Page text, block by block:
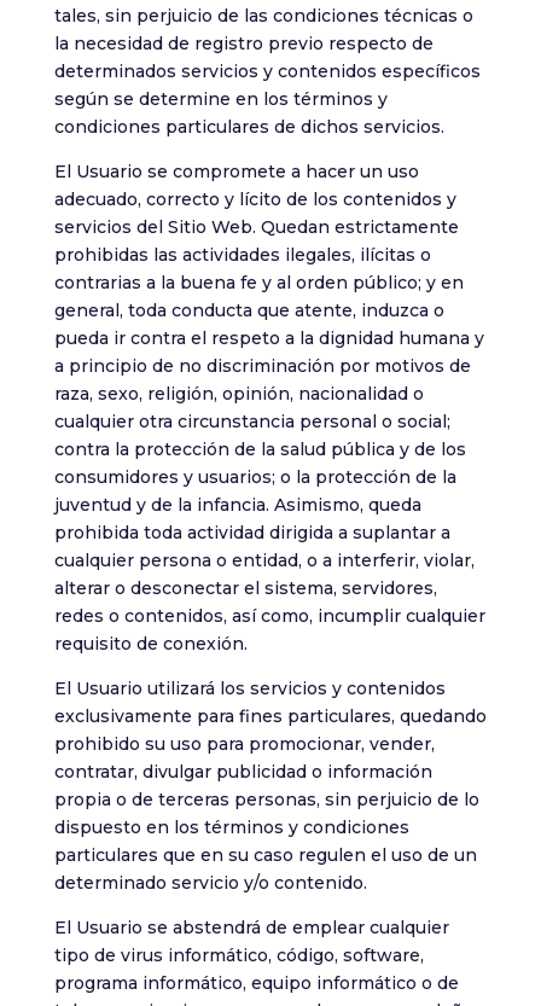
tales, sin perjuicio de las condiciones técnicas o
la necesidad de registro previo respecto de
determinados servicios y contenidos específicos
según se determine en los términos y
condiciones particulares de dichos servicios.
El Usuario se compromete a hacer un uso
adecuado, correcto y lícito de los contenidos y
servicios del Sitio Web. Quedan estrictamente
prohibidas las actividades ilegales, ilícitas o
contrarias a la buena fe y al orden público; y en
general, toda conducta que atente, induzca o
pueda ir contra el respeto a la dignidad humana y
a principio de no discriminación por motivos de
raza, sexo, religión, opinión, nacionalidad o
cualquier otra circunstancia personal o social;
contra la protección de la salud pública y de los
consumidores y usuarios; o la protección de la
juventud y de la infancia. Asimismo, queda
prohibida toda actividad dirigida a suplantar a
cualquier persona o entidad, o a interferir, violar,
alterar o desconectar el sistema, servidores,
redes o contenidos, así como, incumplir cualquier
requisito de conexión.
El Usuario utilizará los servicios y contenidos
exclusivamente para fines particulares, quedando
prohibido su uso para promocionar, vender,
contratar, divulgar publicidad o información
propia o de terceras personas, sin perjuicio de lo
dispuesto en los términos y condiciones
particulares que en su caso regulen el uso de un
determinado servicio y/o contenido.
El Usuario se abstendrá de emplear cualquier
tipo de virus informático, código, software,
programa informático, equipo informático o de